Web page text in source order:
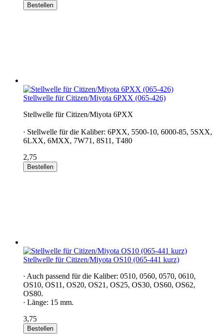
Bestellen
Stellwelle für Citizen/Miyota 6PXX (065-426)
Stellwelle für Citizen/Miyota 6PXX
∙ Stellwelle für die Kaliber: 6PXX, 5500-10, 6000-85, 5SXX,
6LXX, 6MXX, 7W71, 8S11, T480
2,75
Bestellen
Stellwelle für Citizen/Miyota OS10 (065-441 kurz)
∙ Auch passend für die Kaliber: 0510, 0560, 0570, 0610,
OS10, OS11, OS20, OS21, OS25, OS30, OS60, OS62,
OS80.
∙ Länge: 15 mm.
3,75
Bestellen